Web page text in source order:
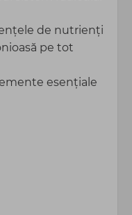
de nutrienți
pe tot
esențiale